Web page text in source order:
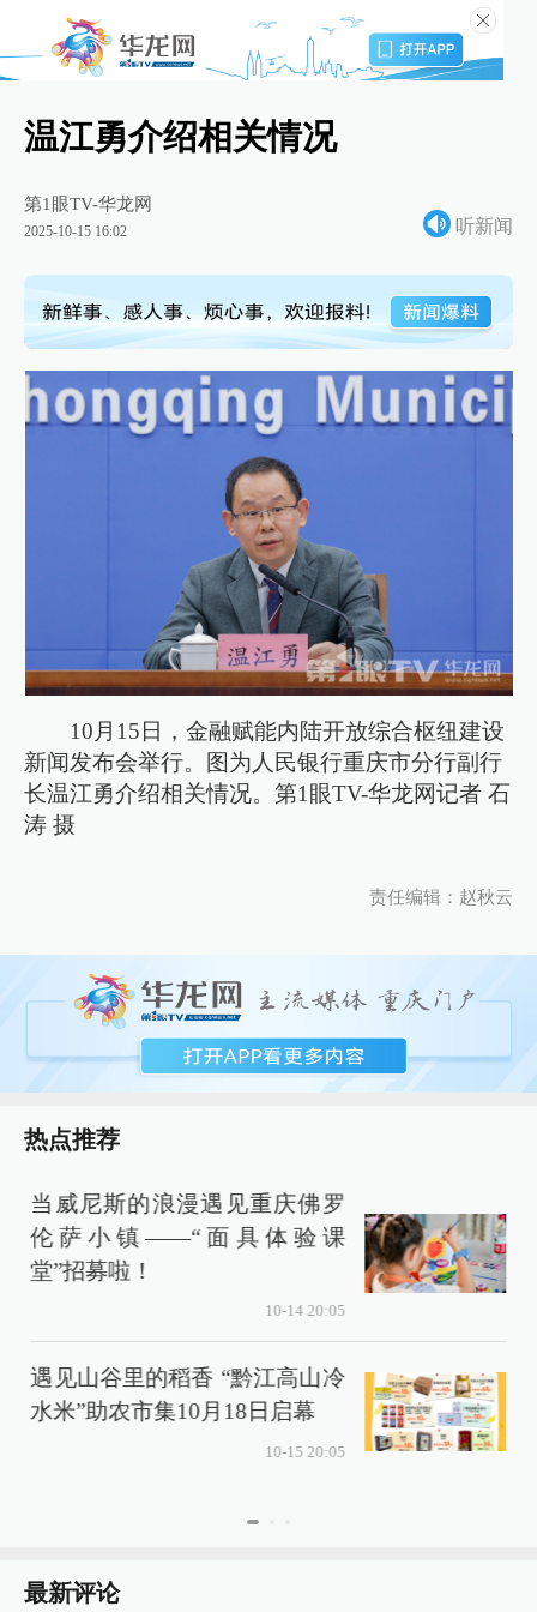
温江勇介绍相关情况
第1眼TV-华龙网
2025-10-15 16:02 听新闻
10月15日，金融赋能内陆开放综合枢纽建设
新闻发布会举行。图为人民银行重庆市分行副行
长温江勇介绍相关情况。第1眼TV-华龙网记者 石
涛 摄
责任编辑：赵秋云
热点推荐
当威尼斯的浪漫遇见重庆佛罗
伦萨小镇——“面具体验课
堂”招募啦！
10-14 20:05
遇见山谷里的稻香 “黔江高山冷
水米”助农市集10月18日启幕
10-15 20:05
最新评论